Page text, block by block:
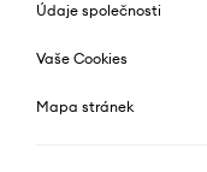
Údaje společnosti
Vaše Cookies
Mapa stránek